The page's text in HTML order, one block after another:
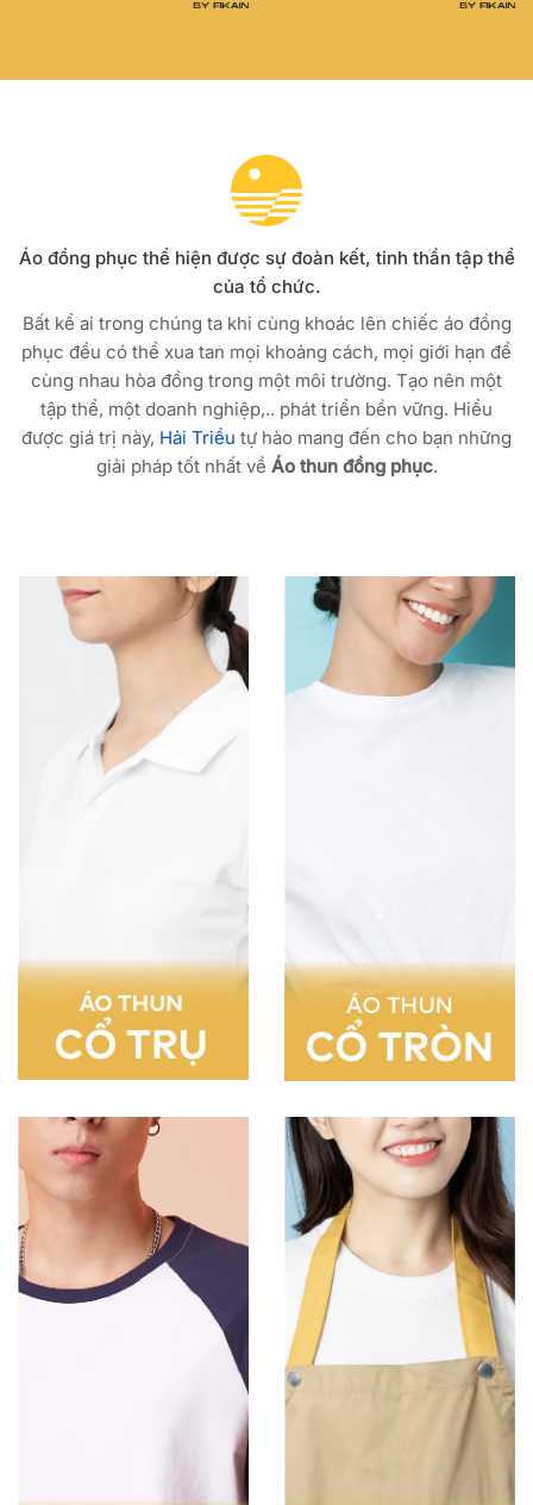
Áo đồng phục thể hiện được sự đoàn kết, tinh thần tập thể
của tổ chức.
Bất kể ai trong chúng ta khi cùng khoác lên chiếc áo đồng
phục đều có thể xua tan mọi khoảng cách, mọi giới hạn để
cùng nhau hòa đồng trong một môi trường. Tạo nên một
tập thể, một doanh nghiệp,.. phát triển bền vững. Hiểu
được giá trị này, Hải Triều tự hào mang đến cho bạn những
giải pháp tốt nhất về Áo thun đồng phục.